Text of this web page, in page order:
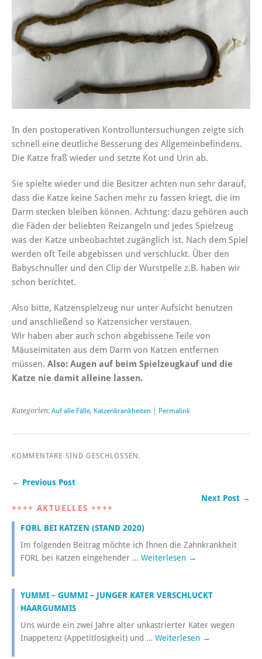
In den postoperativen Kontrolluntersuchungen zeigte sich
schnell eine deutliche Besserung des Allgemeinbefindens.
Die Katze fraß wieder und setzte Kot und Urin ab.
Sie spielte wieder und die Besitzer achten nun sehr darauf,
dass die Katze keine Sachen mehr zu fassen kriegt, die im
Darm stecken bleiben können. Achtung: dazu gehören auch
die Fäden der beliebten Reizangeln und jedes Spielzeug
was der Katze unbeobachtet zugänglich ist. Nach dem Spiel
werden oft Teile abgebissen und verschluckt. Über den
Babyschnuller und den Clip der Wurstpelle z.B. haben wir
schon berichtet.
Also bitte, Katzenspielzeug nur unter Aufsicht benutzen
und anschließend so Katzensicher verstauen.
Wir haben aber auch schon abgebissene Teile von
Mäuseimitaten aus dem Darm von Katzen entfernen
müssen. Also: Augen auf beim Spielzeugkauf und die
Katze nie damit alleine lassen.
Kategorien: Auf alle Fälle, Katzenkrankheiten Permalink
KOMMENTARE SIND GESCHLOSSEN.
← Previous Post
Next Post →
++++ AKTUELLES ++++
FORL BEI KATZEN (STAND 2020)
Im folgenden Beitrag möchte ich Ihnen die Zahnkrankheit
FORL bei Katzen eingehender … Weiterlesen →
YUMMI – GUMMI – JUNGER KATER VERSCHLUCKT
HAARGUMMIS
Uns wurde ein zwei Jahre alter unkastrierter Kater wegen
Inappetenz (Appetitlosigkeit) und … Weiterlesen →